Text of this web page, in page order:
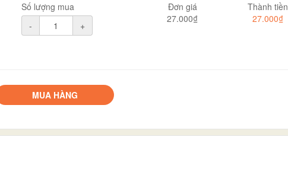
Số lượng mua
-
+
Đơn giá
27.000₫
Thành tiền
27.000₫
MUA HÀNG